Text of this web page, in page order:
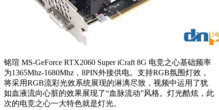
铭瑄 MS-GeForce RTX2060 Super iCraft 8G 电竞之心基础频率
为1365Mhz-1680Mhz，8PIN外接供电。支持RGB氛围灯效，
将采用RGB流彩光效系统展现的淋漓尽致，视频中运用了犹
如血液流向心脏的效果展现了“血脉流动”风格。灯光酷炫，此
次的电竞之心一大特色就是灯光。